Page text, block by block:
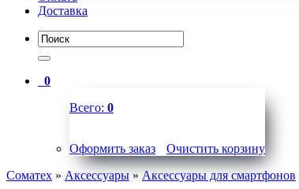
Доставка
0
Всего: 0
Оформить заказ
Очистить корзину
Соматех » Аксессуары»Аксессуары для смартфонов